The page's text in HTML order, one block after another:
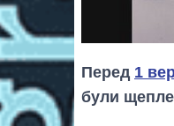
Перед 1
були